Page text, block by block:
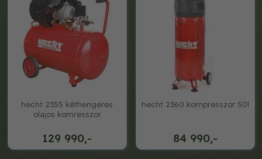
129 990,-
hecht 2355 kéthengeres
olajos komresszor
84 990,-
hecht 2360 kompresszor 50l